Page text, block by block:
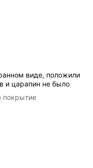
виде, положили
и царапин не было
покрытие